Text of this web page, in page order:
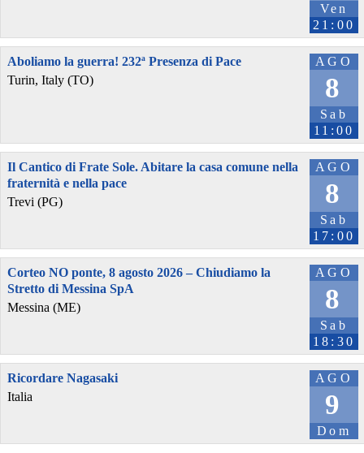
Ven
21:00
AGO
8
Sab
11:00
Aboliamo la guerra! 232ª Presenza di Pace
Turin, Italy (TO)
AGO
8
Sab
17:00
Il Cantico di Frate Sole. Abitare la casa comune nella
fraternità e nella pace
Trevi (PG)
AGO
8
Sab
18:30
Corteo NO ponte, 8 agosto 2026 – Chiudiamo la
Stretto di Messina SpA
Messina (ME)
AGO
9
Dom
Ricordare Nagasaki
Italia